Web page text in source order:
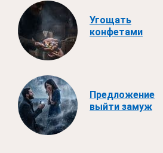
Угощать
конфетами
Предложение
выйти замуж